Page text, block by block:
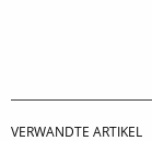
VERWANDTE ARTIKEL